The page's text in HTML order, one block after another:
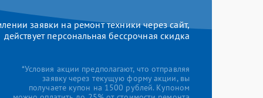
заявки на ремонт техники через сайт,
действует персональная бессрочная скидка
*Условия акции предполагают, что отправляя
заявку через текущую форму акции, вы
получаете купон на 1500 рублей. Купоном